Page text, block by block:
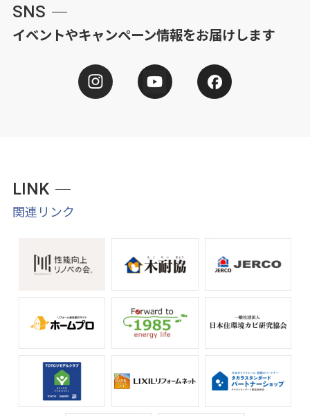
SNS
イベントやキャンペーン情報をお届けします
LINK
関連リンク